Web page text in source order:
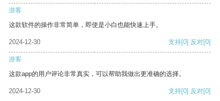
游客
这款软件的操作非常简单，即使是小白也能快速上手。
2024-12-30 支持[0] 反对[0]
游客
这款app的用户评论非常真实，可以帮助我做出更准确的选择。
2024-12-30 支持[0] 反对[0]